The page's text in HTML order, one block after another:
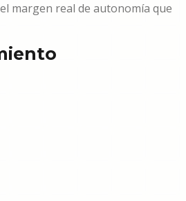
margen real de autonomía que